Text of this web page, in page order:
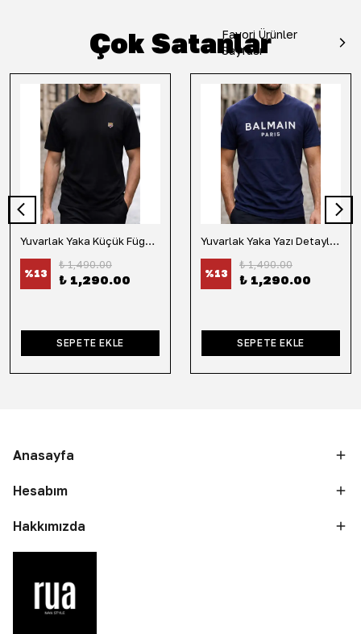
Çok Satanlar
Favori Ürünler
Sayfası
Yuvarlak Yaka Küçük Fügür Detaylı Tişört-Siyah
%13
₺ 1,490.00
₺ 1,290.00
SEPETE EKLE
Yuvarlak Yaka Yazı Detaylı Tişört-Lacivert
%13
₺ 1,490.00
₺ 1,290.00
SEPETE EKLE
Anasayfa
Hesabım
Hakkımızda